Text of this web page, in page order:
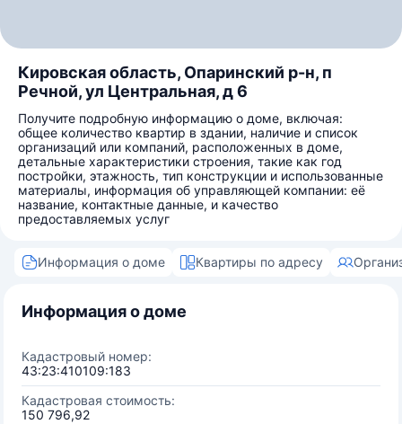
Кировская область, Опаринский р-н, п
Речной, ул Центральная, д 6
Получите подробную информацию о доме, включая:
общее количество квартир в здании, наличие и список
организаций или компаний, расположенных в доме,
детальные характеристики строения, такие как год
постройки, этажность, тип конструкции и использованные
материалы, информация об управляющей компании: её
название, контактные данные, и качество
предоставляемых услуг
Информация о доме Квартиры по адресу
Информация о доме
Кадастровый номер:
43:23:410109:183
Кадастровая стоимость:
150 796,92